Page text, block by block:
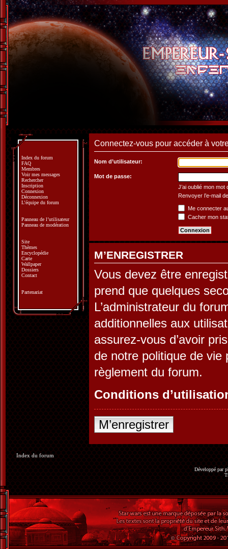
Connectez-vous pour accéder à
Nom d’utilisateur:
Mot de passe:
J’ai oublié mon mot
Renvoyer l’e-mail
Me connecter
Cacher mon
M’ENREGISTRER
Vous devez être
prend que quelques
L’administrateur du
additionnelles aux
assurez-vous d’avoir
de notre politique de vie
règlement du forum.
Conditions
M’enregistrer
Index du forum
FAQ
Membres
Voir mes messages
Rechercher
Inscription
Connexion
Déconnexion
L’équipe du forum
Panneau de l’utilisateur
Panneau de modération
Site
Thèmes
Encyclopédie
Carte
Wallpaper
Dossiers
Contact
Partenariat
Index du forum
Développé par